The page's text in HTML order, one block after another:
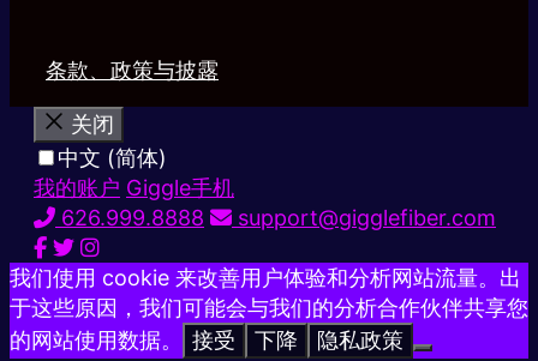
条款、政策与披露
关闭
中文 (简体)
我的账户 Giggle手机
626.999.8888
support@gigglefiber.com
我们使用 cookie 来改善用户体验和分析网站流量。出
于这些原因，我们可能会与我们的分析合作伙伴共享您
的网站使用数据。
接受 下降 隐私政策